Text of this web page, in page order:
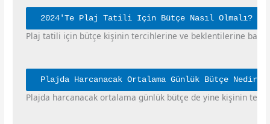
2024'Te Plaj Tatili Için Bütçe Nasıl Olmalı?
Plaj tatili için bütçe kişinin tercihlerine ve beklentilerine
Plajda Harcanacak Ortalama Günlük Bütçe Nedir?
Plajda harcanacak ortalama günlük bütçe de yine kişinin